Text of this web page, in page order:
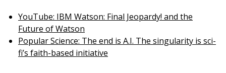
YouTube: IBM Watson: Final Jeopardy! and the
Future of Watson
Popular Science: The end is A.I. The singularity is sci-
fi’s faith-based initiative